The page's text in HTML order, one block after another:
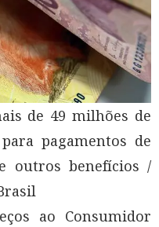
de 49 milhões de
pagamentos de
outros benefícios /
ao Consumidor